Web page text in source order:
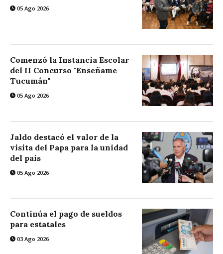
05 Ago 2026
Comenzó la Instancia Escolar
del II Concurso "Enseñame
Tucumán"
05 Ago 2026
Jaldo destacó el valor de la
visita del Papa para la unidad
del país
05 Ago 2026
Continúa el pago de sueldos
para estatales
03 Ago 2026